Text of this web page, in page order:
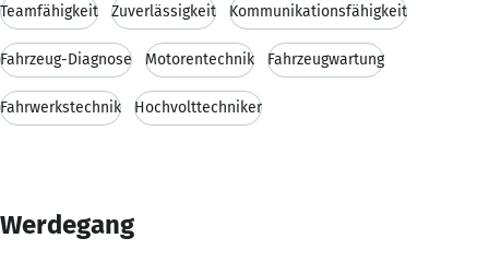
Teamfähigkeit Zuverlässigkeit Kommunikationsfähigkeit
Fahrzeug-Diagnose Motorentechnik Fahrzeugwartung
Fahrwerkstechnik Hochvolttechniker
Werdegang